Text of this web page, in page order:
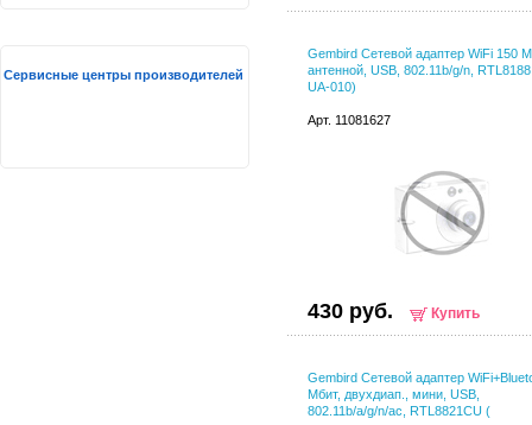
Gembird Сетевой адаптер WiFi 150
антенной, USB, 802.11b/g/n,
UA-010)
Арт. 11081627
430 руб. Купить
Gembird Сетевой адаптер
Мбит, двухдиап., мини, USB,
802.11b/a/g/n/ac, RTL8821CU (
Сервисные центры производителей